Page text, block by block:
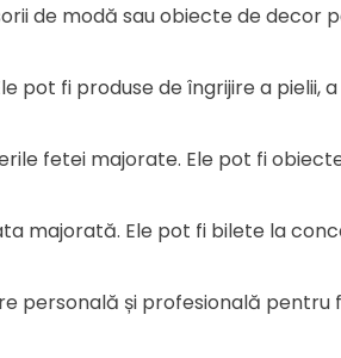
de modă sau obiecte de decor
pot fi produse de îngrijire a pielii,
fetei majorate. Ele pot fi
majorată. Ele pot fi bilete la
personală și profesională pentru